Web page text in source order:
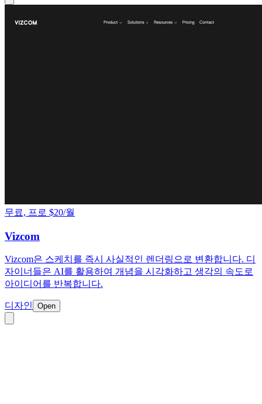
무료, 프로 $20/월
Vizcom
Vizcom은 스케치를 즉시 사실적인 렌더링으로 변환합니다. 디
자이너들은 AI를 활용하여 개념을 시각화하고 생각의 속도로
아이디어를 반복합니다.
디자인 Open